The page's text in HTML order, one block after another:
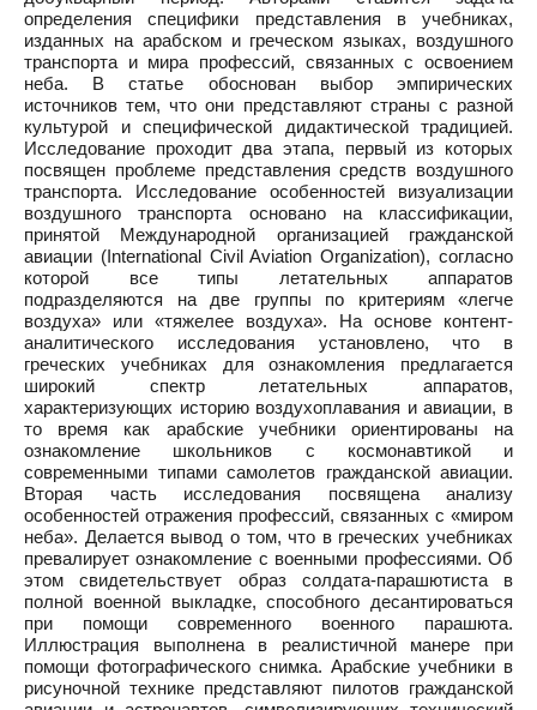
определения специфики представления в учебниках,
изданных на арабском и греческом языках, воздушного
транспорта и мира профессий, связанных с освоением
неба. В статье обоснован выбор эмпирических
источников тем, что они представляют страны с разной
культурой и специфической дидактической традицией.
Исследование проходит два этапа, первый из которых
посвящен проблеме представления средств воздушного
транспорта. Исследование особенностей визуализации
воздушного транспорта основано на классификации,
принятой Международной организацией гражданской
авиации (International Civil Aviation Organization), согласно
которой все типы летательных аппаратов
подразделяются на две группы по критериям «легче
воздуха» или «тяжелее воздуха». На основе контент-
аналитического исследования установлено, что в
греческих учебниках для ознакомления предлагается
широкий спектр летательных аппаратов,
характеризующих историю воздухоплавания и авиации, в
то время как арабские учебники ориентированы на
ознакомление школьников с космонавтикой и
современными типами самолетов гражданской авиации.
Вторая часть исследования посвящена анализу
особенностей отражения профессий, связанных с «миром
неба». Делается вывод о том, что в греческих учебниках
превалирует ознакомление с военными профессиями. Об
этом свидетельствует образ солдата-парашютиста в
полной военной выкладке, способного десантироваться
при помощи современного военного парашюта.
Иллюстрация выполнена в реалистичной манере при
помощи фотографического снимка. Арабские учебники в
рисуночной технике представляют пилотов гражданской